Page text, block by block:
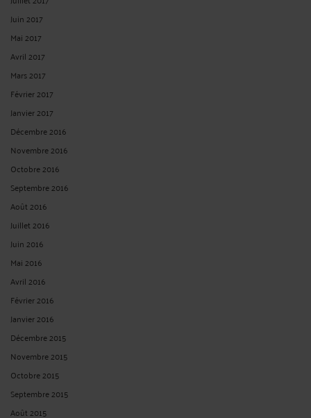
Elisabeth ROY :
Le 27 janv. 2026 à 15:16
Le 16 janv. 2026 à 05:11
Le 16 janv. 2026 à 05:11
terme à un ... »
Le 6 janv. 2026 à 11:44
+2349017887682 ... »
Le 2 janv. 2026 à 08:15
RECHERCHE
Publié du
Réinitialiser les filtres